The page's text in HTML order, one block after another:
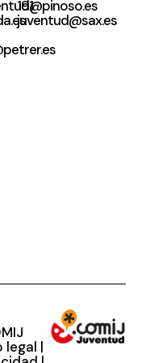
191
juventud@sax.es
legal |